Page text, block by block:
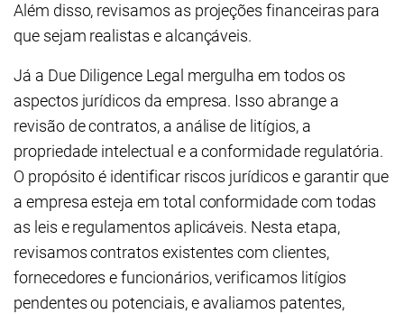
Além disso, revisamos as projeções financeiras para
que sejam realistas e alcançáveis.
Já a Due Diligence Legal mergulha em todos os
aspectos jurídicos da empresa. Isso abrange a
revisão de contratos, a análise de litígios, a
propriedade intelectual e a conformidade regulatória.
O propósito é identificar riscos jurídicos e garantir que
a empresa esteja em total conformidade com todas
as leis e regulamentos aplicáveis. Nesta etapa,
revisamos contratos existentes com clientes,
fornecedores e funcionários, verificamos litígios
pendentes ou potenciais, e avaliamos patentes,